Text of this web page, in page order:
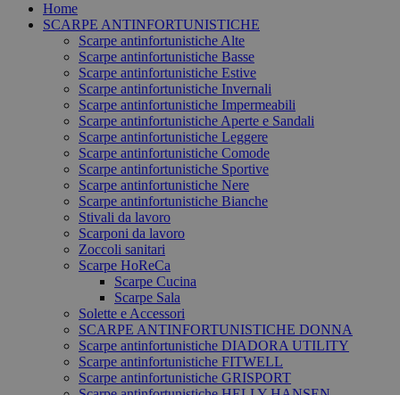
Home
SCARPE ANTINFORTUNISTICHE
Scarpe antinfortunistiche Alte
Scarpe antinfortunistiche Basse
Scarpe antinfortunistiche Estive
Scarpe antinfortunistiche Invernali
Scarpe antinfortunistiche Impermeabili
Scarpe antinfortunistiche Aperte e Sandali
Scarpe antinfortunistiche Leggere
Scarpe antinfortunistiche Comode
Scarpe antinfortunistiche Sportive
Scarpe antinfortunistiche Nere
Scarpe antinfortunistiche Bianche
Stivali da lavoro
Scarponi da lavoro
Zoccoli sanitari
Scarpe HoReCa
Scarpe Cucina
Scarpe Sala
Solette e Accessori
SCARPE ANTINFORTUNISTICHE DONNA
Scarpe antinfortunistiche DIADORA UTILITY
Scarpe antinfortunistiche FITWELL
Scarpe antinfortunistiche GRISPORT